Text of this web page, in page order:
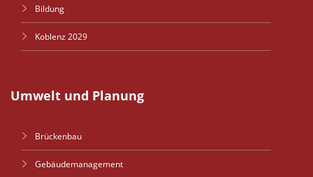
Bildung
Koblenz 2029
Umwelt und Planung
Brückenbau
Gebäudemanagement